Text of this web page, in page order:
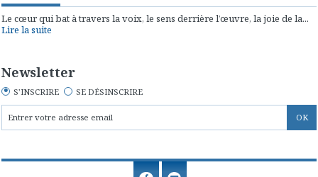
Le cœur qui bat à travers la voix, le sens derrière l’œuvre, la joie de la...
Lire la suite
Newsletter
S'INSCRIRE SE DÉSINSCRIRE